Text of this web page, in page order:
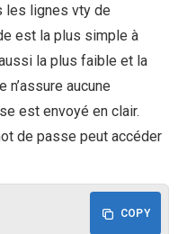
les lignes vty de
est la plus simple à
la plus faible et la
aucune
est envoyé en clair.
de passe peut accéder
COPY